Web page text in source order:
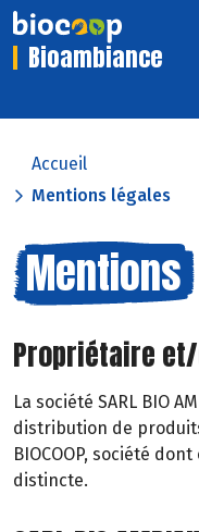
Bioambiance
Accueil
Mentions légales
Mentions
Propriétaire
La société SARL BIO
distribution de
BIOCOOP, société
distincte.